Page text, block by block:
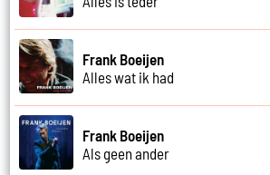
Frank Boeijen
Alles wat ik had
Frank Boeijen
Als geen ander